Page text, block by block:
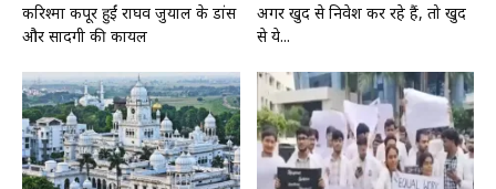
करिश्मा कपूर हुईं राघव जुयाल के डांस
और सादगी की कायल
अगर खुद से निवेश कर रहे हैं, तो खुद
से ये...